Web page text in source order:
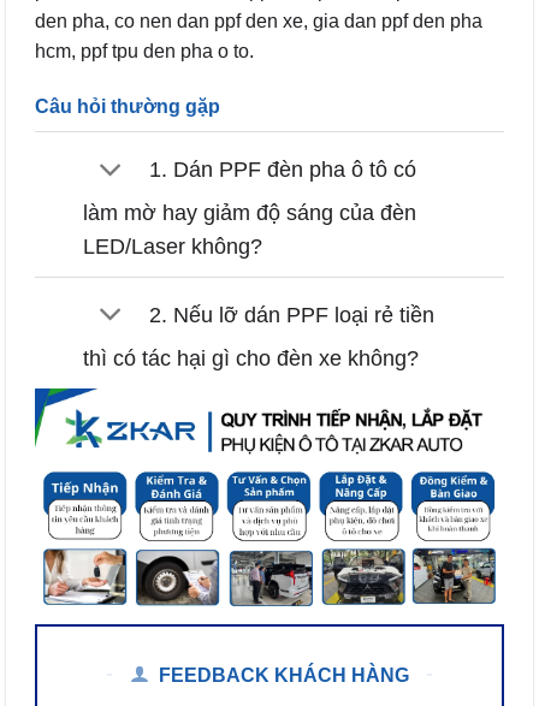
den pha, co nen dan ppf den xe, gia dan ppf den pha
hcm, ppf tpu den pha o to.
Câu hỏi thường gặp
1. Dán PPF đèn pha ô tô có
làm mờ hay giảm độ sáng của đèn
LED/Laser không?
2. Nếu lỡ dán PPF loại rẻ tiền
thì có tác hại gì cho đèn xe không?
FEEDBACK KHÁCH HÀNG